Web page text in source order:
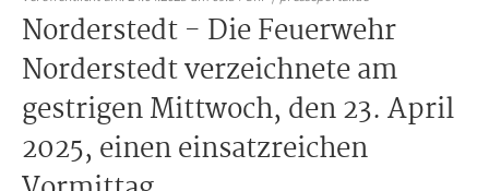
Norderstedt - Die Feuerwehr
Norderstedt verzeichnete am
gestrigen Mittwoch, den 23. April
2025, einen einsatzreichen